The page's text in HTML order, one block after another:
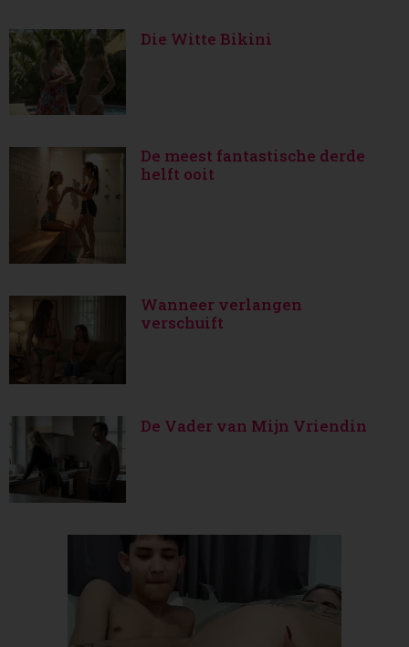
Die Witte Bikini
De meest fantastische derde
helft ooit
Wanneer verlangen
verschuift
De Vader van Mijn Vriendin